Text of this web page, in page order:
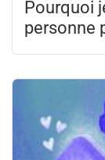
Pourquoi
personne